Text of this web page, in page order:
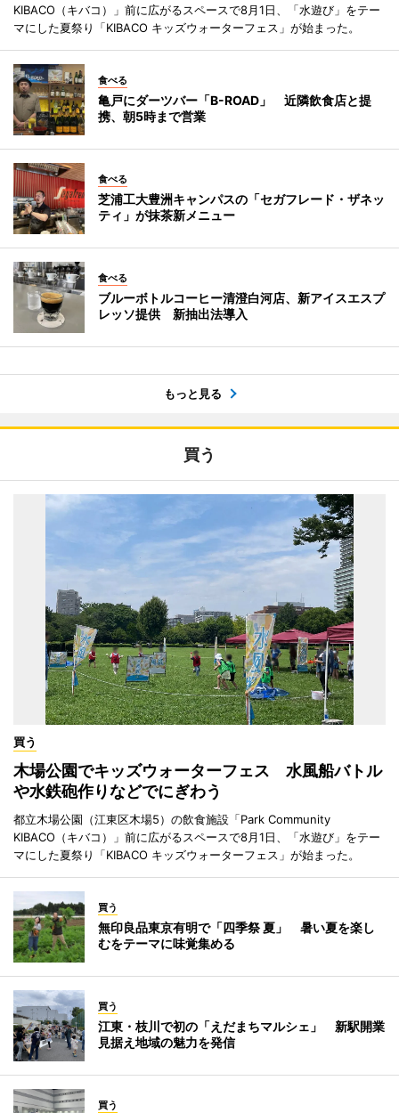
KIBACO（キバコ）」前に広がるスペースで8月1日、「水遊び」をテー
マにした夏祭り「KIBACO キッズウォーターフェス」が始まった。
食べる
亀戸にダーツバー「B-ROAD」 近隣飲食店と提
携、朝5時まで営業
食べる
芝浦工大豊洲キャンパスの「セガフレード・ザネッ
ティ」が抹茶新メニュー
食べる
ブルーボトルコーヒー清澄白河店、新アイスエスプ
レッソ提供 新抽出法導入
もっと見る
買う
買う
木場公園でキッズウォーターフェス 水風船バトル
や水鉄砲作りなどでにぎわう
都立木場公園（江東区木場5）の飲食施設「Park Community
KIBACO（キバコ）」前に広がるスペースで8月1日、「水遊び」をテー
マにした夏祭り「KIBACO キッズウォーターフェス」が始まった。
買う
無印良品東京有明で「四季祭 夏」 暑い夏を楽し
むをテーマに味覚集める
買う
江東・枝川で初の「えだまちマルシェ」 新駅開業
見据え地域の魅力を発信
買う